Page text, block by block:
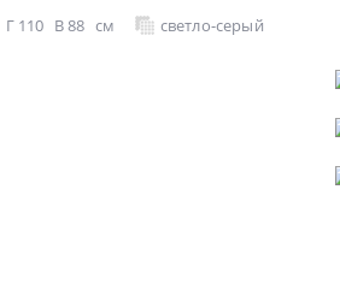
Г 110 В88 см светло-серый